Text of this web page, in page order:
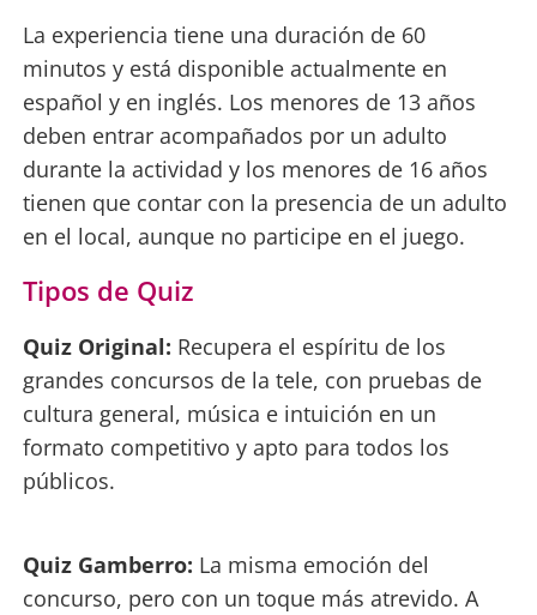
La experiencia tiene una duración de 60
minutos y está disponible actualmente en
español y en inglés. Los menores de 13 años
deben entrar acompañados por un adulto
durante la actividad y los menores de 16 años
tienen que contar con la presencia de un adulto
en el local, aunque no participe en el juego.
Tipos de Quiz
Quiz Original: Recupera el espíritu de los
grandes concursos de la tele, con pruebas de
cultura general, música e intuición en un
formato competitivo y apto para todos los
públicos.
Quiz Gamberro: La misma emoción del
concurso, pero con un toque más atrevido. A